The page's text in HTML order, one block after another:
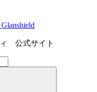
公式サイト